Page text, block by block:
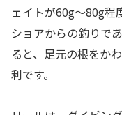
ェイトが60g〜80g程
ショアからの釣りで
ると、足元の根をか
利です。